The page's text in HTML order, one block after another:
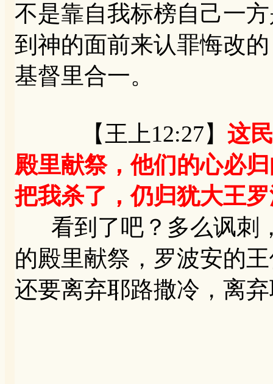
不是靠自我标榜自己一
到神的面前来认罪悔改
基督里合一。
【王上12:27】 这
殿里献祭，他们的心必
把我杀了，仍归犹大王
看到了吧？多么讽刺
的殿里献祭，罗波安的
还要离弃耶路撒冷，离